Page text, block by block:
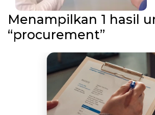
Menampilkan 1 hasil
“procurement”